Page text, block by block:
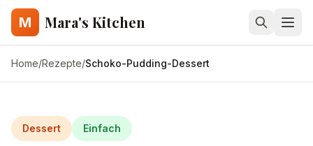
M Mara's Kitchen
Home/Rezepte/Schoko-Pudding-Dessert
Dessert Einfach